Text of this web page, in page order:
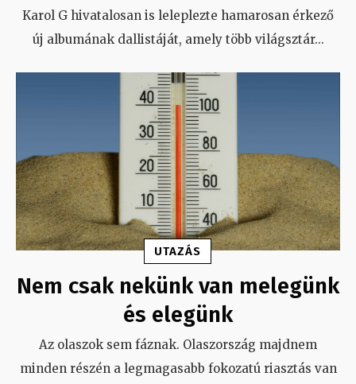
Karol G hivatalosan is leleplezte hamarosan érkező
új albumának dallistáját, amely több világsztár...
UTAZÁS
Nem csak nekünk van melegünk
és elegünk
Az olaszok sem fáznak. Olaszország majdnem
minden részén a legmagasabb fokozatú riasztás van